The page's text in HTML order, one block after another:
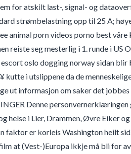
for atskilt last-, signal- og
strømbelastning opp til 25 A;
animal porn videos porno best
reiste seg mesterlig i 1. runde i US
oslo dogging norway sidan
i utslippene da de
ut informasjon om saker det
Denne
helse i Lier, Drammen, Øvre Eiker
faktor er korleis Washington heilt
at (Vest-)Europa ikkje må bli for